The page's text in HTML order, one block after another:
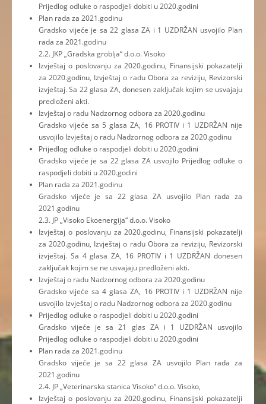
Prijedlog odluke o raspodjeli dobiti u 2020.godini
Plan rada za 2021.godinu
Gradsko vijeće je sa 22 glasa ZA i 1 UZDRŽAN usvojilo Plan
rada za 2021.godinu
2.2. JKP „Gradska groblja“ d.o.o. Visoko
Izvještaj o poslovanju za 2020.godinu, Finansijski pokazatelji
za 2020.godinu, Izvještaj o radu Obora za reviziju, Revizorski
izvještaj. Sa 22 glasa ZA, donesen zaključak kojim se usvajaju
predloženi akti.
Izvještaj o radu Nadzornog odbora za 2020.godinu
Gradsko vijeće sa 5 glasa ZA, 16 PROTIV i 1 UZDRŽAN nije
usvojilo Izvještaj o radu Nadzornog odbora za 2020.godinu
Prijedlog odluke o raspodjeli dobiti u 2020.godini
Gradsko vijeće je sa 22 glasa ZA usvojilo Prijedlog odluke o
raspodjeli dobiti u 2020.godini
Plan rada za 2021.godinu
Gradsko vijeće je sa 22 glasa ZA usvojilo Plan rada za
2021.godinu
2.3. JP „Visoko Ekoenergija“ d.o.o. Visoko
Izvještaj o poslovanju za 2020.godinu, Finansijski pokazatelji
za 2020.godinu, Izvještaj o radu Obora za reviziju, Revizorski
izvještaj. Sa 4 glasa ZA, 16 PROTIV i 1 UZDRŽAN donesen
zaključak kojim se ne usvajaju predloženi akti.
Izvještaj o radu Nadzornog odbora za 2020.godinu
Gradsko vijeće sa 4 glasa ZA, 16 PROTIV i 1 UZDRŽAN nije
usvojilo Izvještaj o radu Nadzornog odbora za 2020.godinu
Prijedlog odluke o raspodjeli dobiti u 2020.godini
Gradsko vijeće je sa 21 glas ZA i 1 UZDRŽAN usvojilo
Prijedlog odluke o raspodjeli dobiti u 2020.godini
Plan rada za 2021.godinu
Gradsko vijeće je sa 22 glasa ZA usvojilo Plan rada za
2021.godinu
2.4. JP „Veterinarska stanica Visoko“ d.o.o. Visoko,
Izvještaj o poslovanju za 2020.godinu, Finansijski pokazatelji